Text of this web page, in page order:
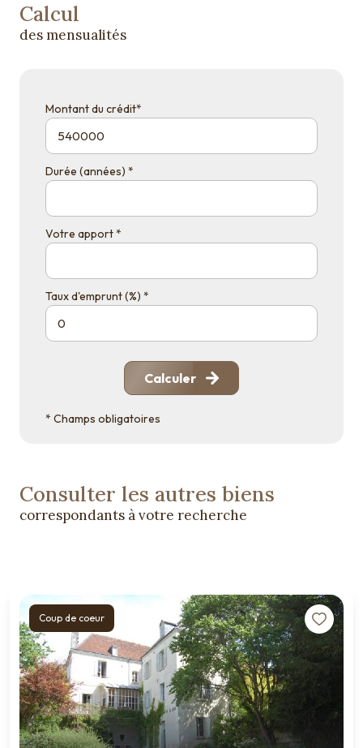
Calcul
des mensualités
Montant du crédit*
Durée (années) *
Votre apport *
Taux d'emprunt (%) *
Calculer
* Champs obligatoires
Consulter les autres biens
correspondants à votre recherche
Coup de coeur